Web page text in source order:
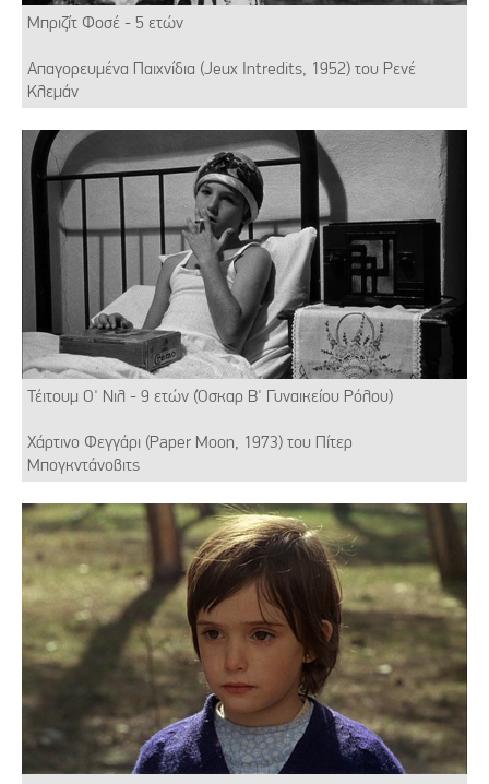
Μπριζίτ Φοσέ - 5 ετών
Απαγορευμένα Παιχνίδια (Jeux Intredits, 1952) του Ρενέ
Κλεμάν
Τέιτουμ Ο' Νιλ - 9 ετών (Όσκαρ Β' Γυναικείου Ρόλου)
Χάρτινο Φεγγάρι (Paper Moon, 1973) του Πίτερ
Μπογκντάνοβιτς